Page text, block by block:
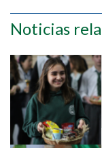
Noticias